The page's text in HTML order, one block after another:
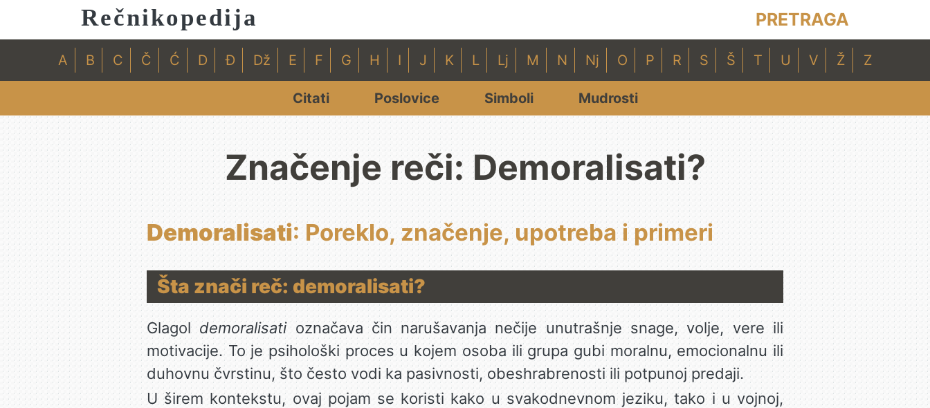
Rečnikopedija PRETRAGA
A B C Č Ć D Đ Dž E F G H I J K L Lj M N Nj O P R S Š T U V Ž Z
Citati Poslovice Simboli Mudrosti
Značenje reči: Demoralisati?
Demoralisati: Poreklo, značenje, upotreba i primeri
Šta znači reč: demoralisati?
Glagoldemoralisatioznačava čin narušavanja nečije unutrašnje snage, volje, vere ili
motivacije. To je psihološki proces u kojem osoba ili grupa gubi moralnu, emocionalnu ili
duhovnu čvrstinu, što često vodi ka pasivnosti, obeshrabrenosti ili potpunoj predaji.
U širem kontekstu, ovaj pojam se koristi kako u svakodnevnom jeziku, tako i u vojnoj,